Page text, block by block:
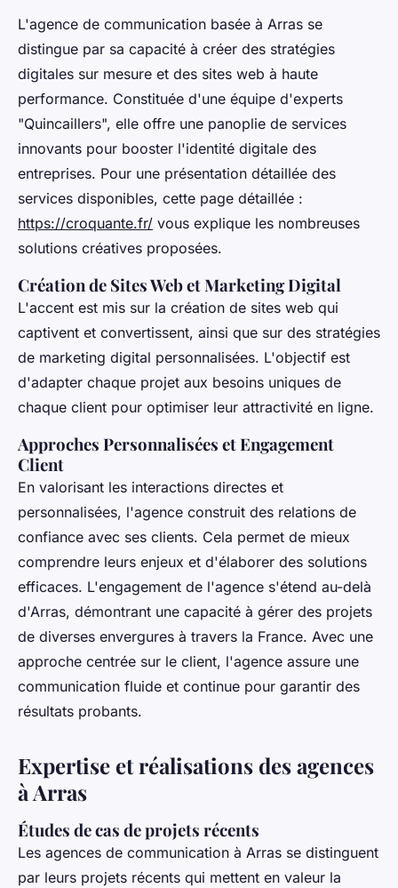
L'agence de communication basée à Arras se
distingue par sa capacité à créer des stratégies
digitales sur mesure et des sites web à haute
performance. Constituée d'une équipe d'experts
"Quincaillers", elle offre une panoplie de services
innovants pour booster l'identité digitale des
entreprises. Pour une présentation détaillée des
services disponibles, cette page détaillée :
https://croquante.fr/ vous explique les nombreuses
solutions créatives proposées.
Création de Sites Web et Marketing Digital
L'accent est mis sur la création de sites web qui
captivent et convertissent, ainsi que sur des stratégies
de marketing digital personnalisées. L'objectif est
d'adapter chaque projet aux besoins uniques de
chaque client pour optimiser leur attractivité en ligne.
Approches Personnalisées et Engagement
Client
En valorisant les interactions directes et
personnalisées, l'agence construit des relations de
confiance avec ses clients. Cela permet de mieux
comprendre leurs enjeux et d'élaborer des solutions
efficaces. L'engagement de l'agence s'étend au-delà
d'Arras, démontrant une capacité à gérer des projets
de diverses envergures à travers la France. Avec une
approche centrée sur le client, l'agence assure une
communication fluide et continue pour garantir des
résultats probants.
Expertise et réalisations des agences
à Arras
Études de cas de projets récents
Les agences de communication à Arras se distinguent
par leurs projets récents qui mettent en valeur la